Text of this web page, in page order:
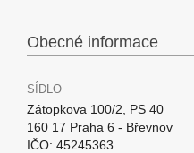
Obecné informace
SÍDLO
Zátopkova 100/2, PS 40
160 17 Praha 6 - Břevnov
IČO: 45245363